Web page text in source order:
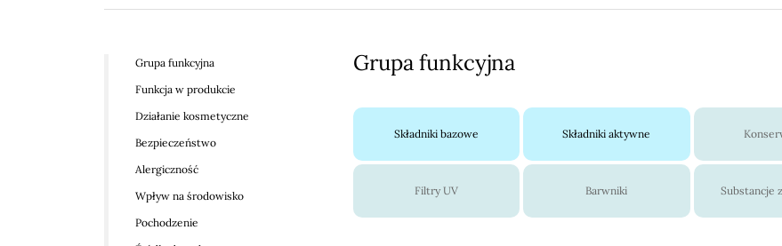
Grupa funkcyjna
Składniki bazowe Składniki aktywne
Filtry UV Barwniki Substancje
Grupa funkcyjna
Funkcja w produkcie
Działanie kosmetyczne
Bezpieczeństwo
Alergiczność
Wpływ na środowisko
Pochodzenie